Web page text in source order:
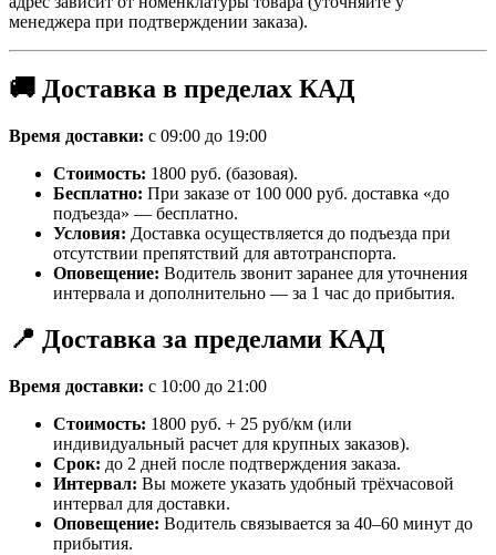
менеджера при подтверждении заказа).
🚚 Доставка в пределах КАД
Время доставки: с 09:00 до 19:00
Стоимость: 1800 руб. (базовая).
Бесплатно: При заказе от 100 000 руб. доставка «до
подъезда» — бесплатно.
Условия: Доставка осуществляется до подъезда при
отсутствии препятствий для автотранспорта.
Оповещение: Водитель звонит заранее для уточнения
интервала и дополнительно — за 1 час до прибытия.
📍 Доставка за пределами КАД
Время доставки: с 10:00 до 21:00
Стоимость: 1800 руб. + 25 руб/км (или
индивидуальный расчет для крупных заказов).
Срок: до 2 дней после подтверждения заказа.
Интервал: Вы можете указать удобный трёхчасовой
интервал для доставки.
Оповещение: Водитель связывается за 40–60 минут до
прибытия.